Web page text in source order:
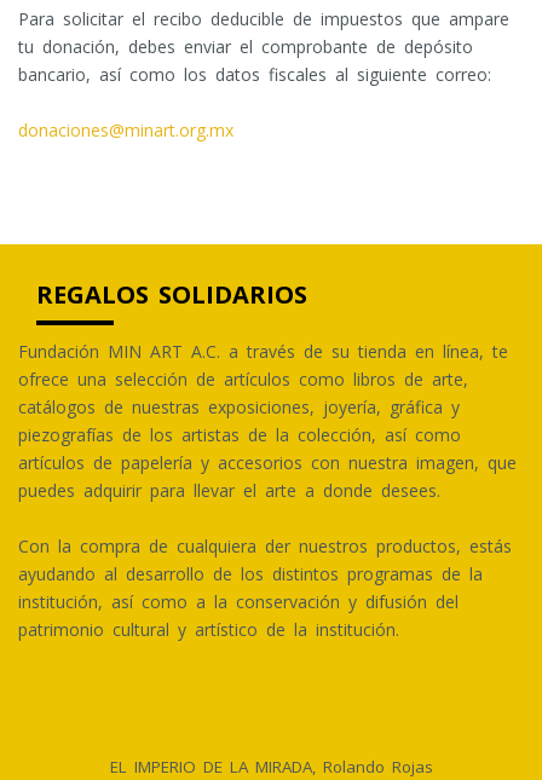
Para solicitar el recibo deducible de impuestos que ampare
tu donación, debes enviar el comprobante de depósito
bancario, así como los datos fiscales al siguiente correo:
donaciones@minart.org.mx
REGALOS SOLIDARIOS
Fundación MIN ART A.C. a través de su tienda en línea, te
ofrece una selección de artículos como libros de arte,
catálogos de nuestras exposiciones, joyería, gráfica y
piezografías de los artistas de la colección, así como
artículos de papelería y accesorios con nuestra imagen, que
puedes adquirir para llevar el arte a donde desees.
Con la compra de cualquiera der nuestros productos, estás
ayudando al desarrollo de los distintos programas de la
institución, así como a la conservación y difusión del
patrimonio cultural y artístico de la institución.
EL IMPERIO DE LA MIRADA, Rolando Rojas